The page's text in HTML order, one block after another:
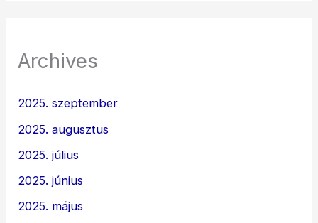
Archives
2025. szeptember
2025. augusztus
2025. július
2025. június
2025. május